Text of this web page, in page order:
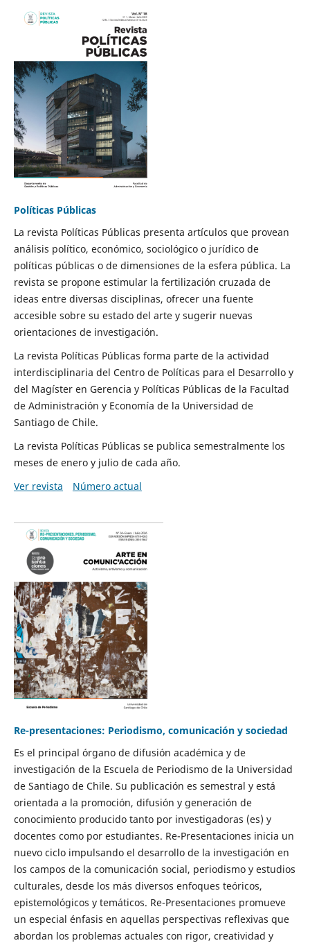
Políticas Públicas
La revista Políticas Públicas presenta artículos que provean
análisis político, económico, sociológico o jurídico de
políticas públicas o de dimensiones de la esfera pública. La
revista se propone estimular la fertilización cruzada de
ideas entre diversas disciplinas, ofrecer una fuente
accesible sobre su estado del arte y sugerir nuevas
orientaciones de investigación.
La revista Políticas Públicas forma parte de la actividad
interdisciplinaria del Centro de Políticas para el Desarrollo y
del Magíster en Gerencia y Políticas Públicas de la Facultad
de Administración y Economía de la Universidad de
Santiago de Chile.
La revista Políticas Públicas se publica semestralmente los
meses de enero y julio de cada año.
Ver revista
Número actual
Re-presentaciones: Periodismo, comunicación y sociedad
Es el principal órgano de difusión académica y de
investigación de la Escuela de Periodismo de la Universidad
de Santiago de Chile. Su publicación es semestral y está
orientada a la promoción, difusión y generación de
conocimiento producido tanto por investigadoras (es) y
docentes como por estudiantes. Re-Presentaciones inicia un
nuevo ciclo impulsando el desarrollo de la investigación en
los campos de la comunicación social, periodismo y estudios
culturales, desde los más diversos enfoques teóricos,
epistemológicos y temáticos. Re-Presentaciones promueve
un especial énfasis en aquellas perspectivas reflexivas que
abordan los problemas actuales con rigor, creatividad y